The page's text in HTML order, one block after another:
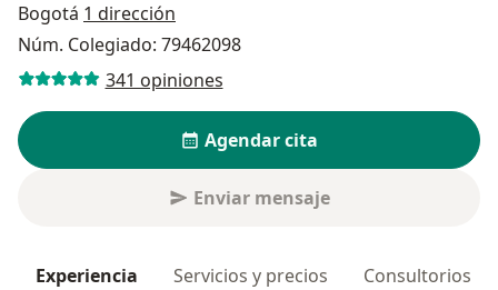
Bogotá 1 dirección
Núm. Colegiado: 79462098
341 opiniones
Agendar cita
Enviar mensaje
Experiencia Servicios y precios Consultorios